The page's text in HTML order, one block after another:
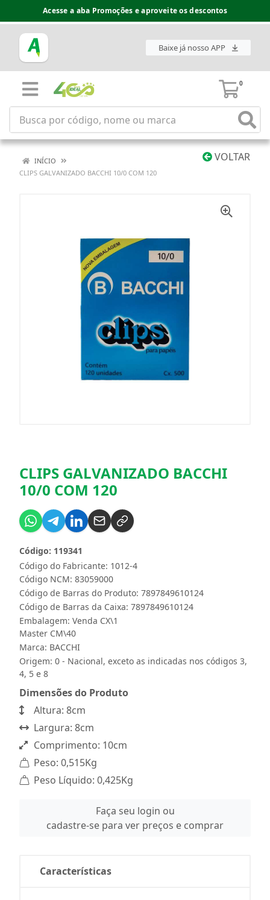
Acesse a aba Promoções e aproveite os descontos
Baixe já nosso APP
0
VOLTAR
INÍCIO
CLIPS GALVANIZADO BACCHI 10/0 COM 120
CLIPS GALVANIZADO BACCHI
10/0 COM 120
Código do Fabricante: 1012-4
Código: 119341
Código NCM: 83059000
Código de Barras do Produto: 7897849610124
Código de Barras da Caixa: 7897849610124
Embalagem: Venda CX\1
Master CM\40
Marca: BACCHI
Origem: 0 - Nacional, exceto as indicadas nos códigos 3,
4, 5 e 8
Dimensões do Produto
Altura: 8cm
Largura: 8cm
Comprimento: 10cm
Peso: 0,515Kg
Peso Líquido: 0,425Kg
Faça seu login ou
cadastre-se para ver preços e comprar
Características